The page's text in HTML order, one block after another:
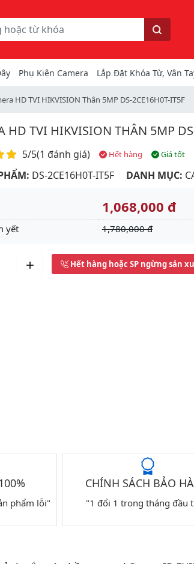
Tìm kiếm
Phụ Kiện Camera Lắp Đặt Khóa Từ, Vân
HD TVI HIKVISION Thân 5MP DS-2CE16H0T-IT5F
HD TVI HIKVISION THÂN 5MP
Điểm đánh giá
5/5(1 đánh giá) Hết hàng Giá tốt
DS-2CE16H0T-IT5F DANH MỤC:
1,068,000 đ
yết 1,780,000 đ
Hết hàng hoặc SP ngừng sản
phẩm lỗi"
CHÍNH SÁCH BẢO
"1 đổi 1 trong tháng đầu